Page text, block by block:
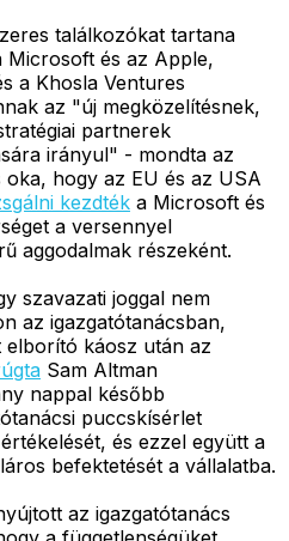
találkozókat tartana
és az Apple,
a Khosla Ventures
az "új megközelítésnek,
partnerek
irányul" - mondta az
hogy az EU és az USA
kezdték a Microsoft és
a versennyel
aggodalmak részeként.
szavazati joggal nem
az igazgatótanácsban,
elborító káosz után az
Sam Altman
nappal később
puccskísérlet
és ezzel együtt a
befektetését a vállalatba.
az igazgatótanács